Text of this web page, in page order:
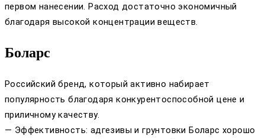
первом нанесении. Расход достаточно экономичный
благодаря высокой концентрации веществ.
Боларс
Российский бренд, который активно набирает
популярность благодаря конкурентоспособной цене и
приличному качеству.
— Эффективность: адгезивы и грунтовки Боларс хорошо